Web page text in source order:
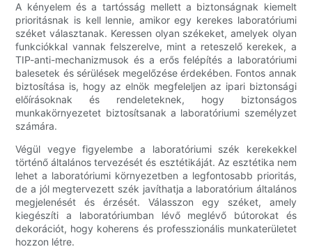
A kényelem és a tartósság mellett a biztonságnak kiemelt
prioritásnak is kell lennie, amikor egy kerekes laboratóriumi
széket választanak. Keressen olyan székeket, amelyek olyan
funkciókkal vannak felszerelve, mint a reteszelő kerekek, a
TIP-anti-mechanizmusok és a erős felépítés a laboratóriumi
balesetek és sérülések megelőzése érdekében. Fontos annak
biztosítása is, hogy az elnök megfeleljen az ipari biztonsági
előírásoknak és rendeleteknek, hogy biztonságos
munkakörnyezetet biztosítsanak a laboratóriumi személyzet
számára.
Végül vegye figyelembe a laboratóriumi szék kerekekkel
történő általános tervezését és esztétikáját. Az esztétika nem
lehet a laboratóriumi környezetben a legfontosabb prioritás,
de a jól megtervezett szék javíthatja a laboratórium általános
megjelenését és érzését. Válasszon egy széket, amely
kiegészíti a laboratóriumban lévő meglévő bútorokat és
dekorációt, hogy koherens és professzionális munkaterületet
hozzon létre.